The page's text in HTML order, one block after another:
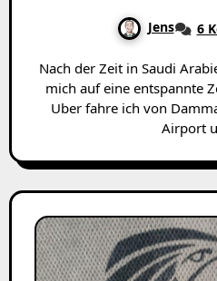
Jens 6
Nach der Zeit in Saudi Arabien und Bahrain freue ich
mich auf eine entspannte
Uber fahre ich von
Airport